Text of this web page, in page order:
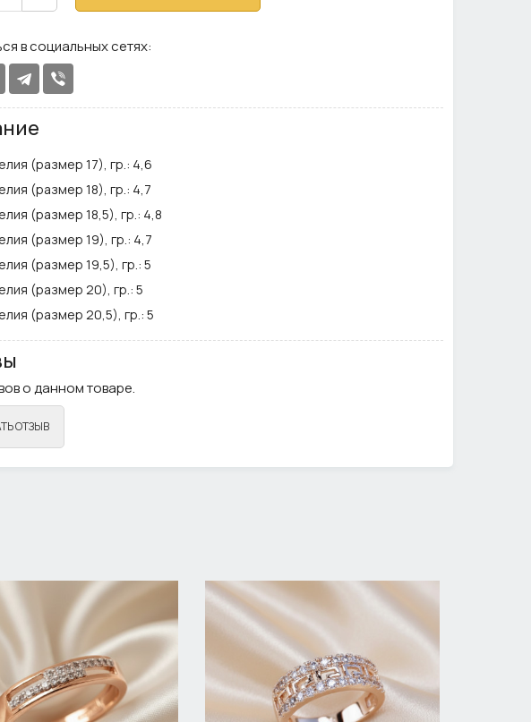
в социальных сетях:
(размер 17), гр.: 4,6
(размер 18), гр.: 4,7
(размер 18,5), гр.: 4,8
(размер 19), гр.: 4,7
(размер 19,5), гр.: 5
(размер 20), гр.: 5
(размер 20,5), гр.: 5
Искусственный жемчуг
Золото
о данном товаре.
ОТЗЫВ